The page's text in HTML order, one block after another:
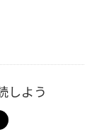
しよう